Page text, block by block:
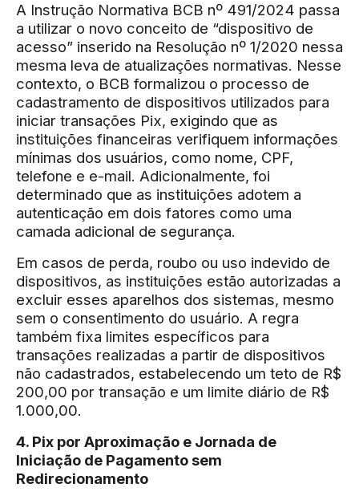
A Instrução Normativa BCB nº 491/2024 passa
a utilizar o novo conceito de “dispositivo de
acesso” inserido na Resolução nº 1/2020 nessa
mesma leva de atualizações normativas. Nesse
contexto, o BCB formalizou o processo de
cadastramento de dispositivos utilizados para
iniciar transações Pix, exigindo que as
instituições financeiras verifiquem informações
mínimas dos usuários, como nome, CPF,
telefone e e-mail. Adicionalmente, foi
determinado que as instituições adotem a
autenticação em dois fatores como uma
camada adicional de segurança.
Em casos de perda, roubo ou uso indevido de
dispositivos, as instituições estão autorizadas a
excluir esses aparelhos dos sistemas, mesmo
sem o consentimento do usuário. A regra
também fixa limites específicos para
transações realizadas a partir de dispositivos
não cadastrados, estabelecendo um teto de R$
200,00 por transação e um limite diário de R$
1.000,00.
4. Pix por Aproximação e Jornada de
Iniciação de Pagamento sem
Redirecionamento